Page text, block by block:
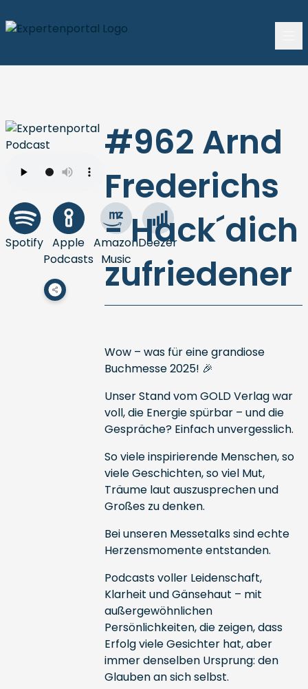
Spotify Apple
Podcasts
Amazon
Music
Deezer
#962 Arnd
Frederichs
- Hack´dich
zufriedener
Wow – was für eine grandiose
Buchmesse 2025! 🎉
Unser Stand vom GOLD Verlag war
voll, die Energie spürbar – und die
Gespräche? Einfach unvergesslich.
So viele inspirierende Menschen, so
viele Geschichten, so viel Mut,
Träume laut auszusprechen und
Großes zu denken.
Bei unseren Messetalks sind echte
Herzensmomente entstanden.
Podcasts voller Leidenschaft,
Klarheit und Gänsehaut – mit
außergewöhnlichen
Persönlichkeiten, die zeigen, dass
Erfolg viele Gesichter hat, aber
immer denselben Ursprung: den
Glauben an sich selbst.